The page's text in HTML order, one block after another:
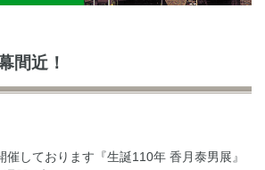
間近！
しております『生誕110年 香月泰男展』